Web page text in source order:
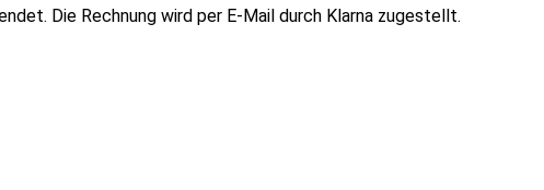
Die Rechnung wird per E-Mail durch Klarna zugestellt.